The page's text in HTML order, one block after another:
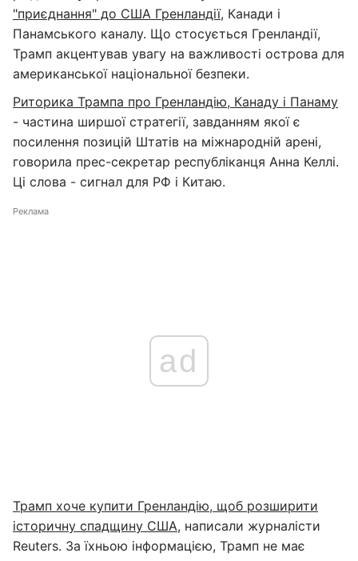
"приєднання" до США Гренландії, Канади і
Панамського каналу. Що стосується Гренландії,
Трамп акцентував увагу на важливості острова для
американської національної безпеки.
Риторика Трампа про Гренландію, Канаду і Панаму
- частина ширшої стратегії, завданням якої є
посилення позицій Штатів на міжнародній арені,
говорила прес-секретар республіканця Анна Келлі.
Ці слова - сигнал для РФ і Китаю.
Реклама
ad
Трамп хоче купити Гренландію, щоб розширити
історичну спадщину США, написали журналісти
Reuters. За їхньою інформацією, Трамп не має